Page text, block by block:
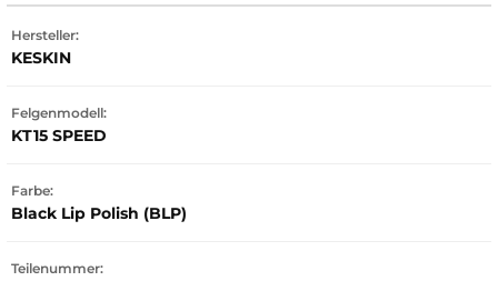
Hersteller:
KESKIN
Felgenmodell:
KT15 SPEED
Farbe:
Black Lip Polish (BLP)
Teilenummer: